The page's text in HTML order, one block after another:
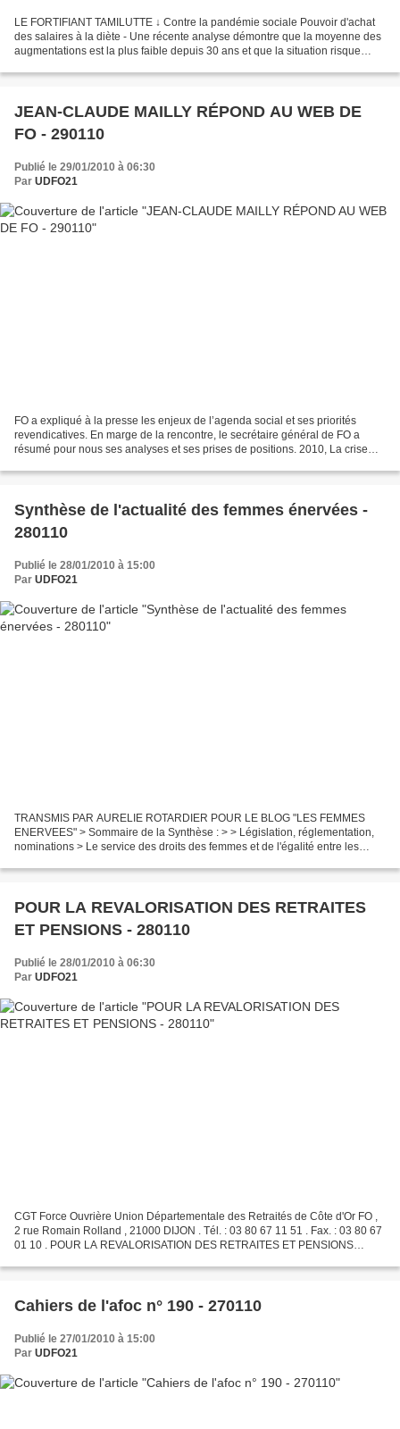
LE FORTIFIANT TAMILUTTE ↓ Contre la pandémie sociale Pouvoir d'achat
des salaires à la diète - Une récente analyse démontre que la moyenne des
augmentations est la plus faible depuis 30 ans et que la situation risque
JEAN-CLAUDE MAILLY RÉPOND AU WEB DE
FO - 290110
Publié le 29/01/2010 à 06:30
Par UDFO21
FO a expliqué à la presse les enjeux de l’agenda social et ses priorités
revendicatives. En marge de la rencontre, le secrétaire général de FO a
résumé pour nous ses analyses et ses prises de positions. 2010, La crise
Synthèse de l'actualité des femmes énervées -
280110
Publié le 28/01/2010 à 15:00
Par UDFO21
TRANSMIS PAR AURELIE ROTARDIER POUR LE BLOG "LES FEMMES
ENERVEES" > Sommaire de la Synthèse : > > Législation, réglementation,
nominations > Le service des droits des femmes et de l'égalité entre les
POUR LA REVALORISATION DES RETRAITES
ET PENSIONS - 280110
Publié le 28/01/2010 à 06:30
Par UDFO21
CGT Force Ouvrière Union Départementale des Retraités de Côte d'Or FO ,
2 rue Romain Rolland , 21000 DIJON . Tél. : 03 80 67 11 51 . Fax. : 03 80 67
01 10 . POUR LA REVALORISATION DES RETRAITES ET PENSIONS
Cahiers de l'afoc n° 190 - 270110
Publié le 27/01/2010 à 15:00
Par UDFO21